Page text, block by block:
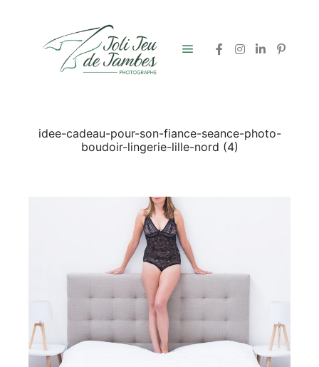
idee-cadeau-pour-son-fiance-seance-photo-
boudoir-lingerie-lille-nord (4)